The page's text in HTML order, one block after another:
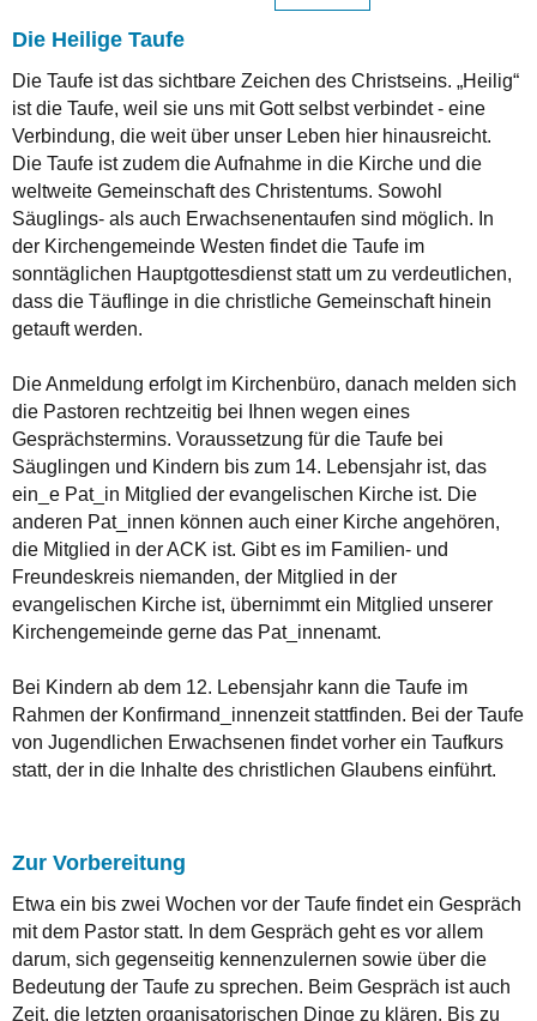
Die Heilige Taufe
Die Taufe ist das sichtbare Zeichen des Christseins. „Heilig“
ist die Taufe, weil sie uns mit Gott selbst verbindet - eine
Verbindung, die weit über unser Leben hier hinausreicht.
Die Taufe ist zudem die Aufnahme in die Kirche und die
weltweite Gemeinschaft des Christentums. Sowohl
Säuglings- als auch Erwachsenentaufen sind möglich. In
der Kirchengemeinde Westen findet die Taufe im
sonntäglichen Hauptgottesdienst statt um zu verdeutlichen,
dass die Täuflinge in die christliche Gemeinschaft hinein
getauft werden.
Die Anmeldung erfolgt im Kirchenbüro, danach melden sich
die Pastoren rechtzeitig bei Ihnen wegen eines
Gesprächstermins. Voraussetzung für die Taufe bei
Säuglingen und Kindern bis zum 14. Lebensjahr ist, das
ein_e Pat_in Mitglied der evangelischen Kirche ist. Die
anderen Pat_innen können auch einer Kirche angehören,
die Mitglied in der ACK ist. Gibt es im Familien- und
Freundeskreis niemanden, der Mitglied in der
evangelischen Kirche ist, übernimmt ein Mitglied unserer
Kirchengemeinde gerne das Pat_innenamt.
Bei Kindern ab dem 12. Lebensjahr kann die Taufe im
Rahmen der Konfirmand_innenzeit stattfinden. Bei der Taufe
von Jugendlichen Erwachsenen findet vorher ein Taufkurs
statt, der in die Inhalte des christlichen Glaubens einführt.
Zur Vorbereitung
Etwa ein bis zwei Wochen vor der Taufe findet ein Gespräch
mit dem Pastor statt. In dem Gespräch geht es vor allem
darum, sich gegenseitig kennenzulernen sowie über die
Bedeutung der Taufe zu sprechen. Beim Gespräch ist auch
Zeit, die letzten organisatorischen Dinge zu klären. Bis zu